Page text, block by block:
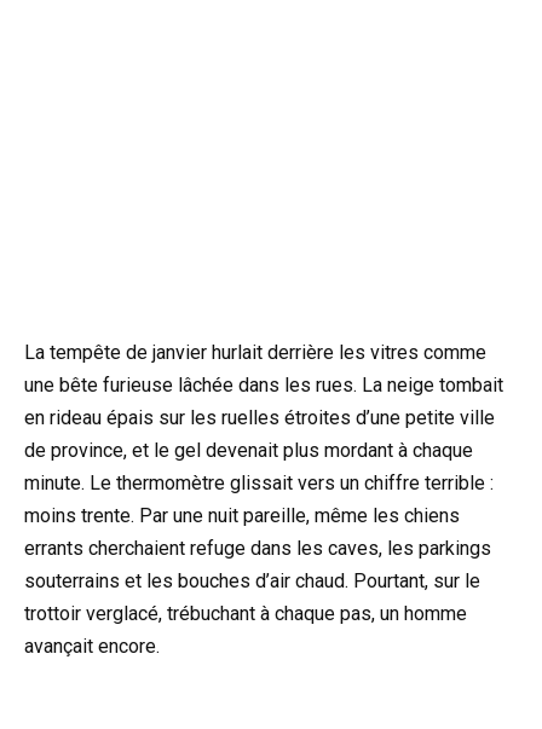
La tempête de janvier hurlait derrière les vitres comme
une bête furieuse lâchée dans les rues. La neige tombait
en rideau épais sur les ruelles étroites d’une petite ville
de province, et le gel devenait plus mordant à chaque
minute. Le thermomètre glissait vers un chiffre terrible :
moins trente. Par une nuit pareille, même les chiens
errants cherchaient refuge dans les caves, les parkings
souterrains et les bouches d’air chaud. Pourtant, sur le
trottoir verglacé, trébuchant à chaque pas, un homme
avançait encore.